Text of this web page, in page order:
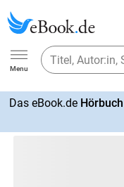
Ebook.de
Menu
Das eBook.de